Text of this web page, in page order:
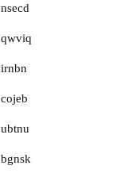
nsecd
qwviq
irnbn
cojeb
ubtnu
bgnsk